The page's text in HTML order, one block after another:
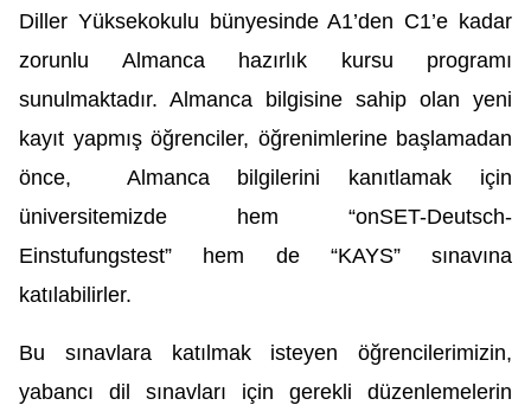
Diller Yüksekokulu bünyesinde A1’den C1’e kadar
zorunlu Almanca hazırlık kursu programı
sunulmaktadır. Almanca bilgisine sahip olan yeni
kayıt yapmış öğrenciler, öğrenimlerine başlamadan
önce,  Almanca bilgilerini kanıtlamak için
üniversitemizde hem “onSET-Deutsch-
Einstufungstest” hem de “KAYS” sınavına
katılabilirler.
Bu sınavlara katılmak isteyen öğrencilerimizin,
yabancı dil sınavları için gerekli düzenlemelerin